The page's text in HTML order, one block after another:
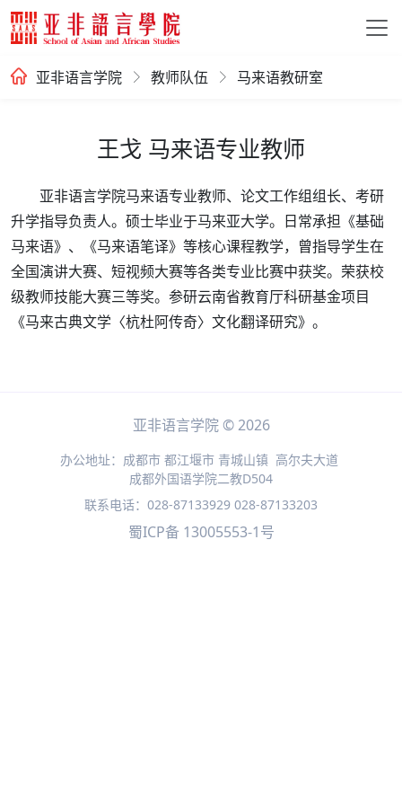
亚非语言学院 教师队伍 马来语教研室
王戈 马来语专业教师
亚非语言学院马来语专业教师、论文工作组组长、考研
升学指导负责人。硕士毕业于马来亚大学。日常承担《基础
马来语》、《马来语笔译》等核心课程教学，曾指导学生在
全国演讲大赛、短视频大赛等各类专业比赛中获奖。荣获校
级教师技能大赛三等奖。参研云南省教育厅科研基金项目
《马来古典文学〈杭杜阿传奇〉文化翻译研究》。
亚非语言学院 © 2026
办公地址：成都市 都江堰市 青城山镇 高尔夫大道
成都外国语学院二教D504
联系电话：028-87133929 028-87133203
蜀ICP备 13005553-1号